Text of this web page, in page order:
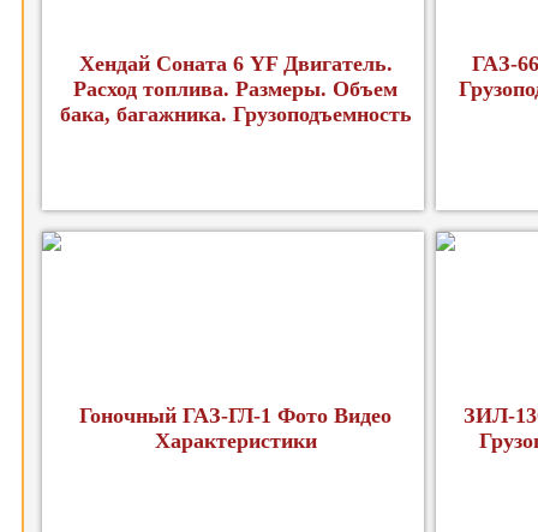
Хендай Соната 6 YF Двигатель.
Расход топлива. Размеры. Объем
бака, багажника. Грузоподъемность
ГАЗ-
Гоночный ГАЗ-ГЛ-1 Фото Видео
Характеристики
ЗИЛ-